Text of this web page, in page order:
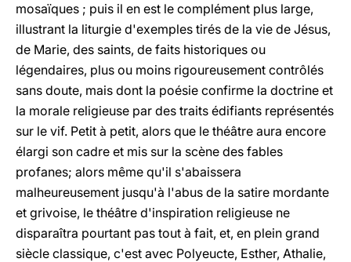
mosaïques ; puis il en est le complément plus large,
illustrant la liturgie d'exemples tirés de la vie de Jésus,
de Marie, des saints, de faits historiques ou
légendaires, plus ou moins rigoureusement contrôlés
sans doute, mais dont la poésie confirme la doctrine et
la morale religieuse par des traits édifiants représentés
sur le vif. Petit à petit, alors que le théâtre aura encore
élargi son cadre et mis sur la scène des fables
profanes; alors même qu'il s'abaissera
malheureusement jusqu'à l'abus de la satire mordante
et grivoise, le théâtre d'inspiration religieuse ne
disparaîtra pourtant pas tout à fait, et, en plein grand
siècle classique, c'est avec Polyeucte, Esther, Athalie,